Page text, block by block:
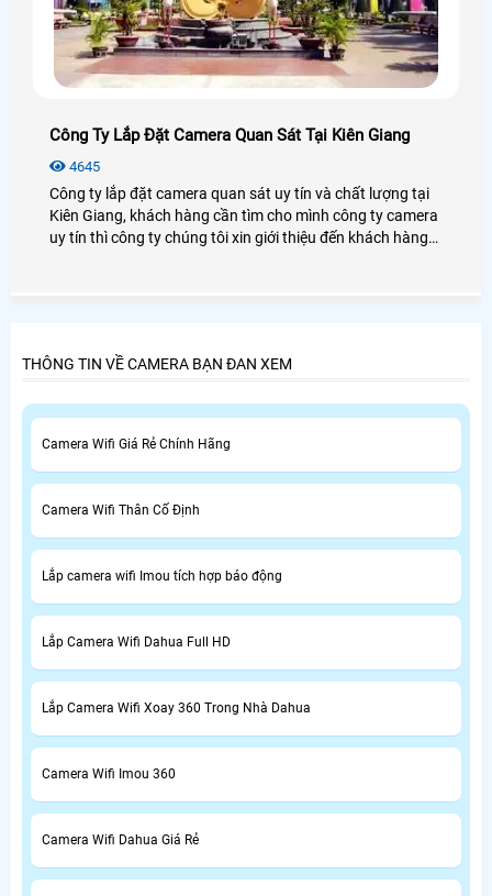
Công Ty Lắp Đặt Camera Quan Sát Tại Kiên Giang
4645
Công ty lắp đặt camera quan sát uy tín và chất lượng tại
Kiên Giang, khách hàng cần tìm cho mình công ty camera
uy tín thì công ty chúng tôi xin giới thiệu đến khách hàng
THÔNG TIN VỀ CAMERA BẠN ĐAN XEM
Camera Wifi Giá Rẻ Chính Hãng
Camera Wifi Thân Cố Định
Lắp camera wifi Imou tích hợp báo động
Lắp Camera Wifi Dahua Full HD
Lắp Camera Wifi Xoay 360 Trong Nhà Dahua
Camera Wifi Imou 360
Camera Wifi Dahua Giá Rẻ